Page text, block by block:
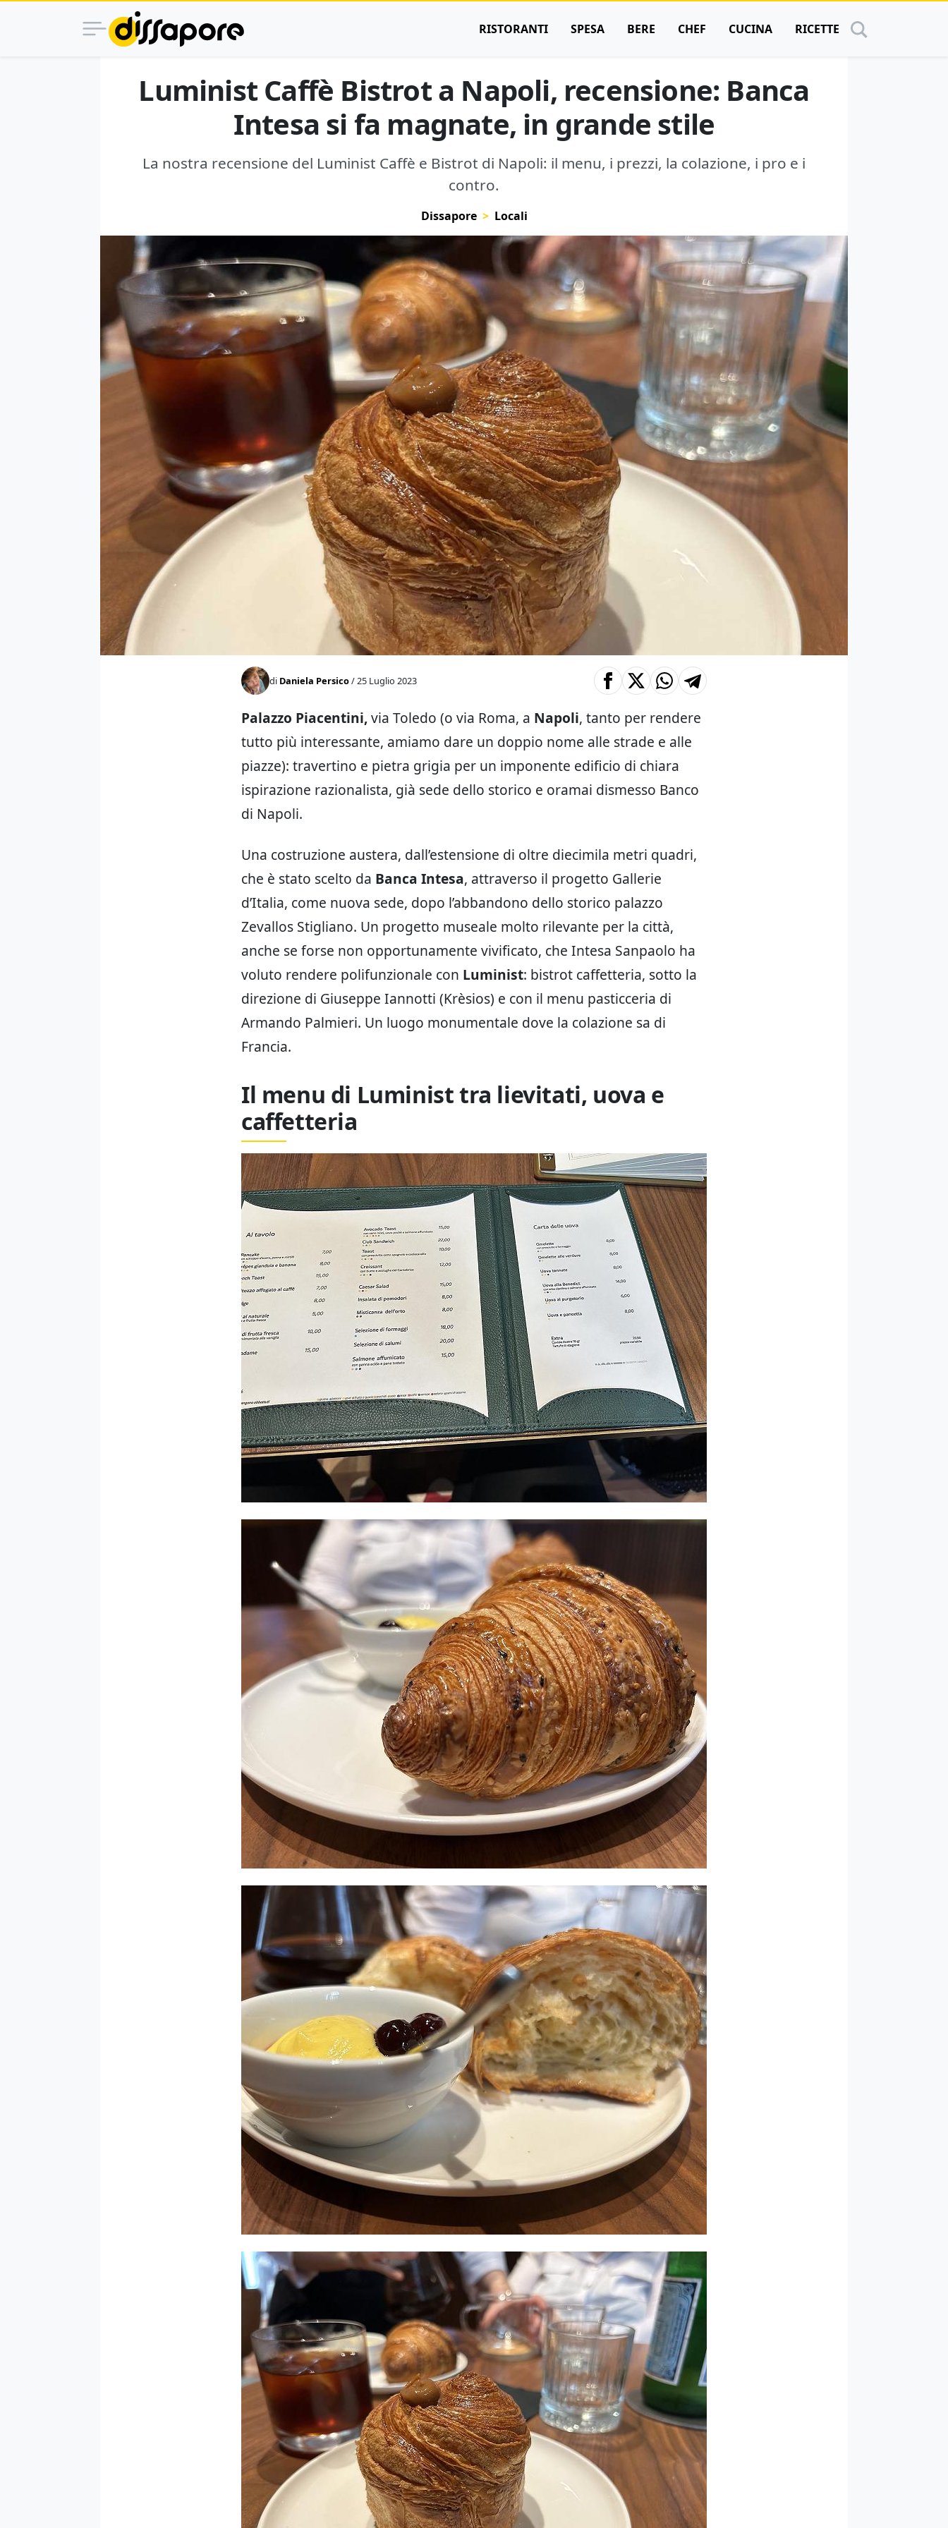
RISTORANTI SPESA BERE CHEF CUCINA RICETTE
Luminist Caffè Bistrot a Napoli, recensione: Banca
Intesa si fa magnate, in grande stile
La nostra recensione del Luminist Caffè e Bistrot di Napoli: il menu, i prezzi, la colazione, i pro e i
contro.
Dissapore Locali
di Daniela Persico/ 25 Luglio 2023
Palazzo Piacentini,via Toledo (o via Roma, a Napoli, tanto per rendere
tutto più interessante, amiamo dare un doppio nome alle strade e alle
piazze): travertino e pietra grigia per un imponente edificio di chiara
ispirazione razionalista, già sede dello storico e oramai dismesso Banco
di Napoli.
Una costruzione austera, dall’estensione di oltre diecimila metri quadri,
che è stato scelto da Banca Intesa, attraverso il progetto Gallerie
d’Italia, come nuova sede, dopo l’abbandono dello storico palazzo
Zevallos Stigliano. Un progetto museale molto rilevante per la città,
anche se forse non opportunamente vivificato, che Intesa Sanpaolo ha
voluto rendere polifunzionale con Luminist: bistrot caffetteria, sotto la
direzione di Giuseppe Iannotti (Krèsios) e con il menu pasticceria di
Armando Palmieri. Un luogo monumentale dove la colazione sa di
Francia.
Il menu di Luminist tra lievitati, uova e
caffetteria